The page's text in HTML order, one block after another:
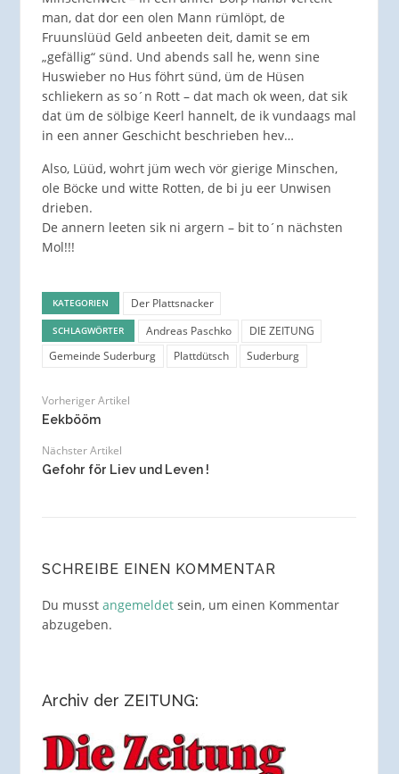
man, dat dor een olen Mann rümlöpt, de
Fruunslüüd Geld anbeeten deit, damit se em
„gefällig“ sünd. Und abends sall he, wenn sine
Huswieber no Hus föhrt sünd, üm de Hüsen
schliekern as so´n Rott – dat mach ok ween, dat sik
dat üm de sölbige Keerl hannelt, de ik vundaags mal
in een anner Geschicht beschrieben hev…
Also, Lüüd, wohrt jüm wech vör gierige Minschen,
ole Böcke und witte Rotten, de bi ju eer Unwisen
drieben.
De annern leeten sik ni argern – bit to´n nächsten
Mol!!!
KATEGORIEN Der Plattsnacker
SCHLAGWÖRTER Andreas Paschko
DIE ZEITUNG
Gemeinde Suderburg
Plattdütsch Suderburg
Vorheriger Artikel
Eekbööm
Nächster Artikel
Gefohr för Liev und Leven !
SCHREIBE EINEN KOMMENTAR
Du musst angemeldetsein, um einen Kommentar
abzugeben.
Archiv der ZEITUNG: